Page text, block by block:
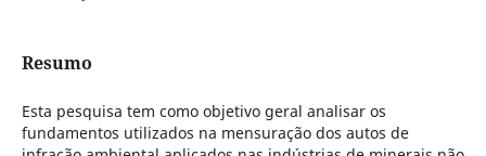
Resumo
Esta pesquisa tem como objetivo geral analisar os
fundamentos utilizados na mensuração dos autos de